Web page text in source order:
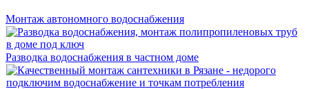
Монтаж автономного водоснабжения
Разводка водоснабжения в частном доме